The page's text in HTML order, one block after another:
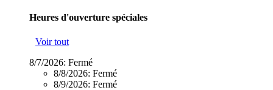
Heures d'ouverture spéciales
Voir tout
8/7/2026: Fermé
8/8/2026: Fermé
8/9/2026: Fermé